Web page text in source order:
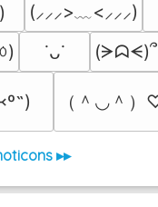
(⸝⸝⸝>﹏<⸝⸝⸝)
)
˙ᴗ˙ (ᗒᗣᗕ)՞
（＾◡＾）
▸▸